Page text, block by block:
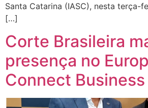
Santa Catarina (IASC), nesta terça-
[…]
Corte Brasileira
presença no
Connect Business